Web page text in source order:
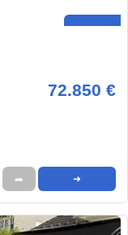
72.850 €
➦ ➜